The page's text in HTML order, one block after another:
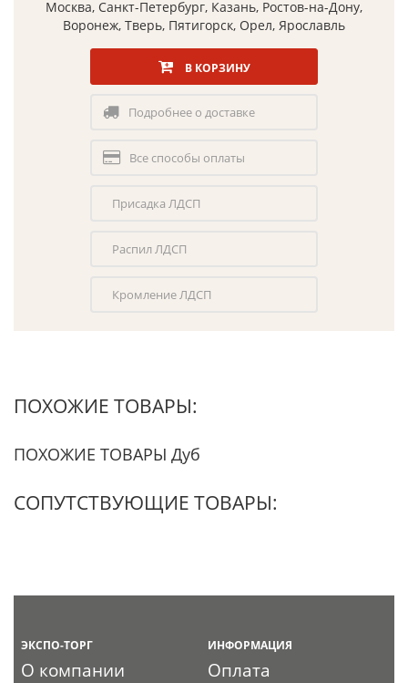
Москва, Санкт-Петербург, Казань, Ростов-на-Дону,
Воронеж, Тверь, Пятигорск, Орел, Ярославль
В КОРЗИНУ
Подробнее о доставке
Все способы оплаты
Присадка ЛДСП
Распил ЛДСП
Кромление ЛДСП
ПОХОЖИЕ ТОВАРЫ:
ПОХОЖИЕ ТОВАРЫ Дуб
СОПУТСТВУЮЩИЕ ТОВАРЫ:
ЭКСПО-ТОРГ
О компании
ИНФОРМАЦИЯ
Оплата